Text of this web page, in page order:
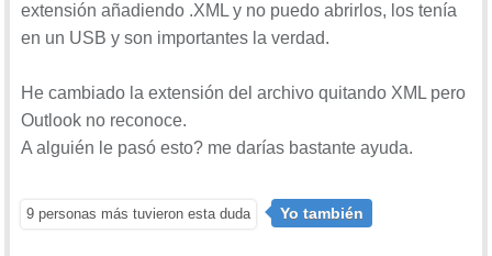
extensión añadiendo .XML y no puedo abrirlos, los tenía
en un USB y son importantes la verdad.
He cambiado la extensión del archivo quitando XML pero
Outlook no reconoce.
A alguién le pasó esto? me darías bastante ayuda.
9 personas más tuvieron esta duda Yo también